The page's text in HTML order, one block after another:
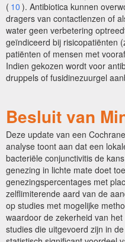
( 10 ). Antibiotica kunnen
dragers van contactlenzen of
water geen verbetering
geïndiceerd bij risicopatiënten
patiënten of mensen met
Indien gekozen wordt voor
druppels of fusidinezuurgel
Besluit van
Deze update van een
analyse toont aan dat een
bacteriële conjunctivitis de
genezing in lichte mate doet
genezingspercentages met
zelflimiterende aard van de
op studies met mogelijke
waardoor de zekerheid van
studies die uitgevoerd zijn in